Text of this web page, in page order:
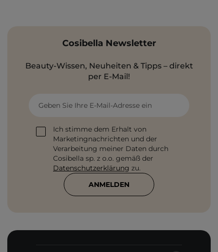
Cosibella Newsletter
Beauty-Wissen, Neuheiten & Tipps – direkt
per E-Mail!
Geben Sie Ihre E-Mail-Adresse ein
Ich stimme dem Erhalt von
Marketingnachrichten und der
Verarbeitung meiner Daten durch
Cosibella sp. z o.o. gemäß der
Datenschutzerklärung zu.
ANMELDEN